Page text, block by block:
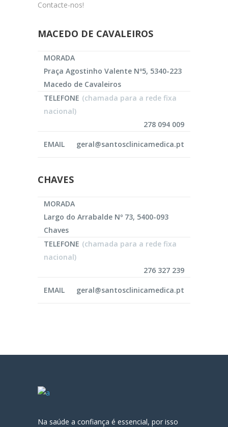
Contacte-nos!
MACEDO DE CAVALEIROS
MORADA
Praça Agostinho Valente Nº5, 5340-223
Macedo de Cavaleiros
TELEFONE (chamada para a rede fixa
nacional)
278 094 009
EMAIL geral@santosclinicamedica.pt
CHAVES
MORADA
Largo do Arrabalde Nº 73, 5400-093
Chaves
TELEFONE (chamada para a rede fixa
nacional)
276 327 239
EMAIL geral@santosclinicamedica.pt
Na saúde a confiança é essencial, por isso